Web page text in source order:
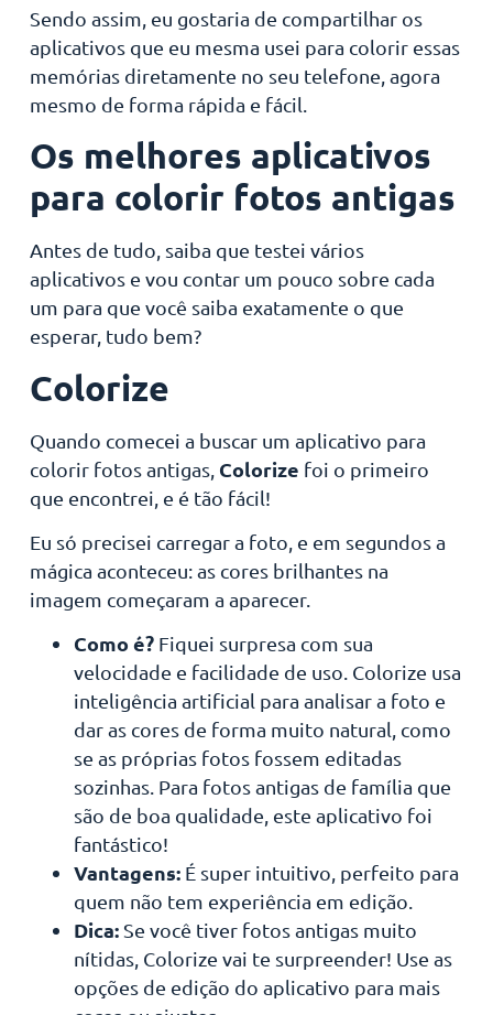
Sendo assim, eu gostaria de compartilhar os
aplicativos que eu mesma usei para colorir essas
memórias diretamente no seu telefone, agora
mesmo de forma rápida e fácil.
Os melhores aplicativos
para colorir fotos antigas
Antes de tudo, saiba que testei vários
aplicativos e vou contar um pouco sobre cada
um para que você saiba exatamente o que
esperar, tudo bem?
Colorize
Quando comecei a buscar um aplicativo para
colorir fotos antigas, Colorize foi o primeiro
que encontrei, e é tão fácil!
Eu só precisei carregar a foto, e em segundos a
mágica aconteceu: as cores brilhantes na
imagem começaram a aparecer.
Como é?Fiquei surpresa com sua
velocidade e facilidade de uso. Colorize usa
inteligência artificial para analisar a foto e
dar as cores de forma muito natural, como
se as próprias fotos fossem editadas
sozinhas. Para fotos antigas de família que
são de boa qualidade, este aplicativo foi
fantástico!
Vantagens:É super intuitivo, perfeito para
quem não tem experiência em edição.
Dica:Se você tiver fotos antigas muito
nítidas, Colorize vai te surpreender! Use as
opções de edição do aplicativo para mais